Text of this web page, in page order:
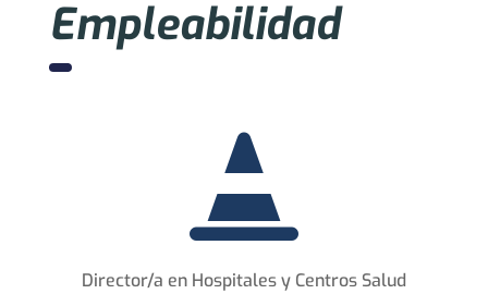
Empleabilidad

Director/a en Hospitales y Centros Salud